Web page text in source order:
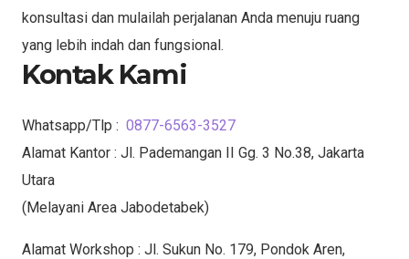
konsultasi dan mulailah perjalanan Anda menuju ruang
yang lebih indah dan fungsional.
Kontak Kami
Whatsapp/Tlp : 0877-6563-3527
Alamat Kantor : Jl. Pademangan II Gg. 3 No.38, Jakarta
Utara
(Melayani Area Jabodetabek)
Alamat Workshop : Jl. Sukun No. 179, Pondok Aren,